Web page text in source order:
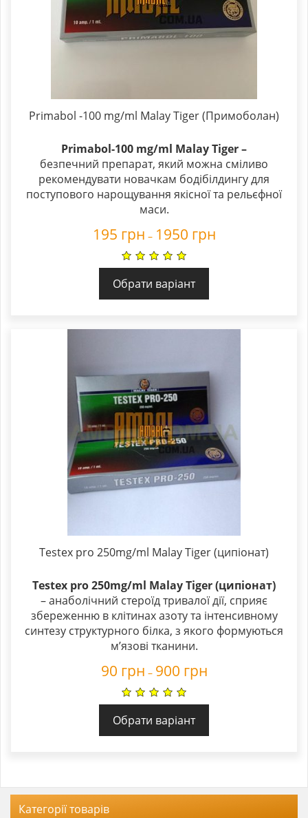
Primabol -100 mg/ml Malay Tiger (Примоболан)
Primabol-100 mg/ml Malay Tiger –
безпечний препарат, який можна сміливо
рекомендувати новачкам бодібілдингу для
поступового нарощування якісної та рельєфної
маси.
195 грн – 1950 грн
Обрати варіант
Testex pro 250mg/ml Malay Tiger (ципіонат)
Testex pro 250mg/ml Malay Tiger (ципіонат)
– анаболічний стероїд тривалої дії, сприяє
збереженню в клітинах азоту та інтенсивному
синтезу структурного білка, з якого формуються
м’язові тканини.
90 грн – 900 грн
Обрати варіант
Категорії товарів